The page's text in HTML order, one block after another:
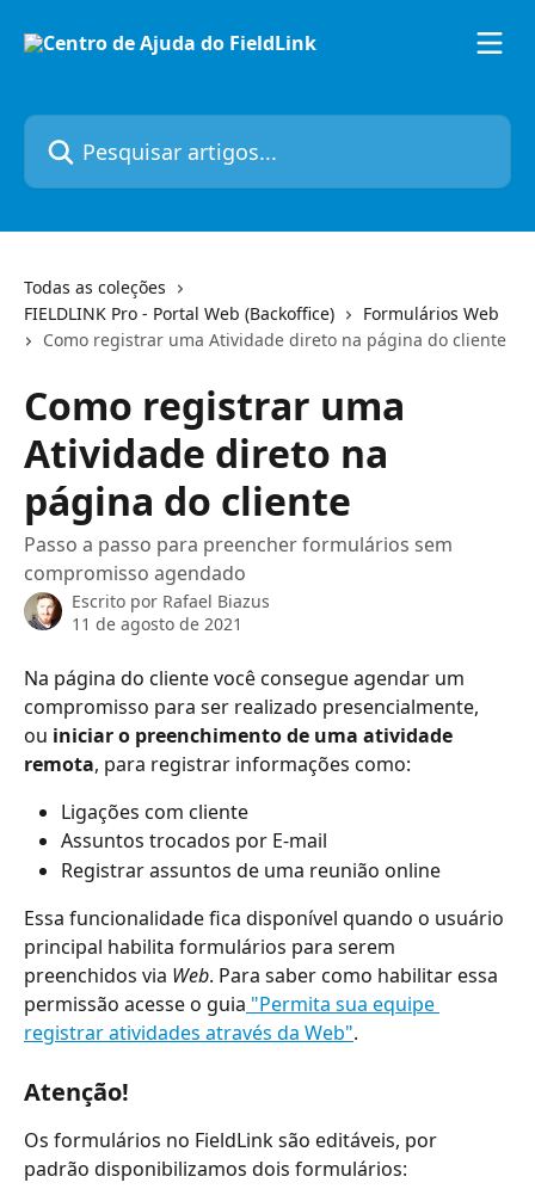
Pesquisar artigos...
Todas as coleções
FIELDLINK Pro - Portal Web (Backoffice)
Formulários Web
Como registrar uma Atividade direto na página do cliente
Como registrar uma
Atividade direto na
página do cliente
Passo a passo para preencher formulários sem
compromisso agendado
Escrito por Rafael Biazus
11 de agosto de 2021
Na página do cliente você consegue agendar um
compromisso para ser realizado presencialmente,
ou iniciar o preenchimento de uma atividade
remota, para registrar informações como:
Ligações com cliente
Assuntos trocados por E-mail
Registrar assuntos de uma reunião online
Essa funcionalidade fica disponível quando o usuário
principal habilita formulários para serem
preenchidos via Web. Para saber como habilitar essa
permissão acesse o guia "Permita sua equipe
registrar atividades através da Web".
Atenção!
Os formulários no FieldLink são editáveis, por
padrão disponibilizamos dois formulários: